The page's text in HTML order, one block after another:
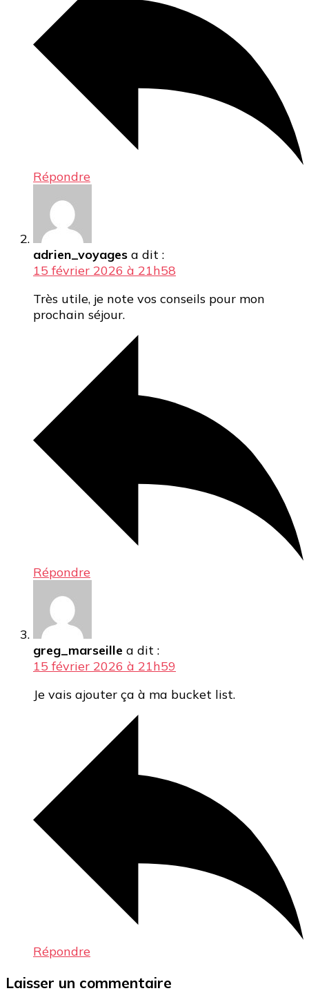
Répondre
adrien_voyages a dit :
15 février 2026 à 21h58
Très utile, je note vos conseils pour mon
prochain séjour.
Répondre
greg_marseille a dit :
15 février 2026 à 21h59
Je vais ajouter ça à ma bucket list.
Répondre
Laisser un commentaire